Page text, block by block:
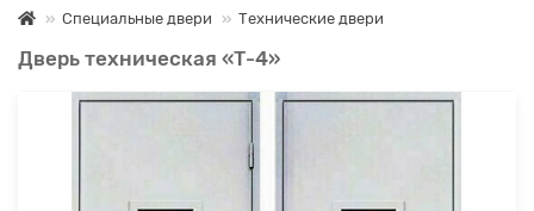
Специальные двери Технические двери
Дверь техническая «Т-4»